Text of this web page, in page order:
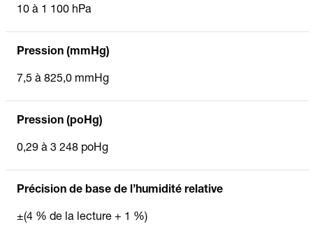
10 à 1 100 hPa
Pression (mmHg)
7,5 à 825,0 mmHg
Pression (poHg)
0,29 à 3 248 poHg
Précision de base de l’humidité relative
±(4 % de la lecture + 1 %)